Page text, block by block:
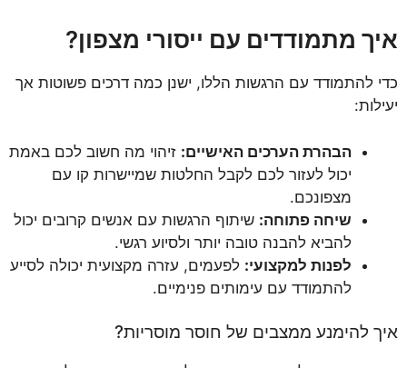
איך מתמודדים עם ייסורי מצפון?
כדי להתמודד עם הרגשות הללו, ישנן כמה דרכים פשוטות אך
יעילות:
הבהרת הערכים האישיים: זיהוי מה חשוב לכם באמת
יכול לעזור לכם לקבל החלטות שמיישרות קו עם
מצפונכם.
שיחה פתוחה: שיתוף הרגשות עם אנשים קרובים יכול
להביא להבנה טובה יותר ולסיוע רגשי.
לפנות למקצועי: לפעמים, עזרה מקצועית יכולה לסייע
להתמודד עם עימותים פנימיים.
איך להימנע ממצבים של חוסר מוסריות?